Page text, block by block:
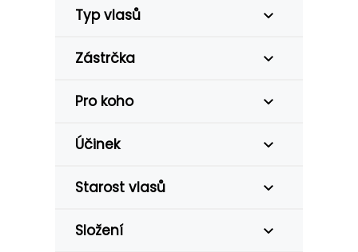
Typ vlasů
Zástrčka
Pro koho
Účinek
Starost vlasů
Složení